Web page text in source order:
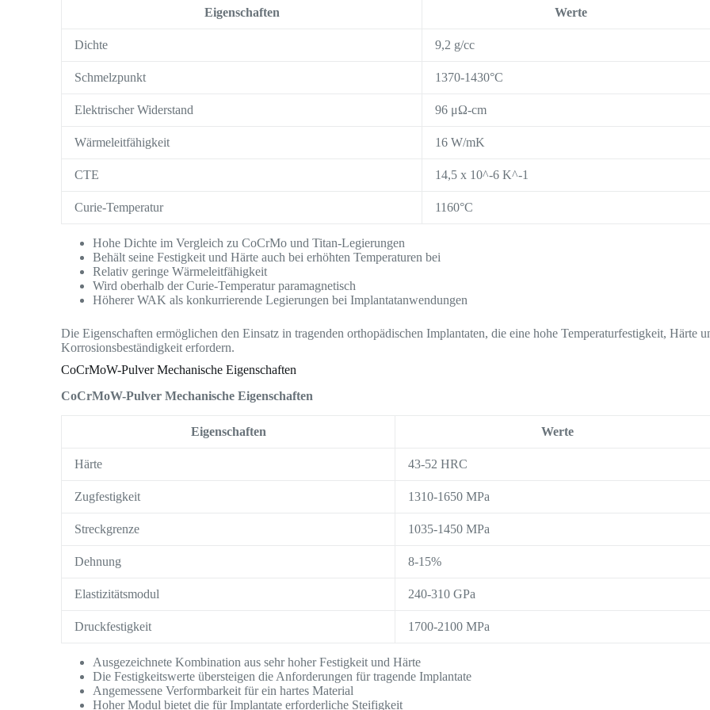
Eigenschaften Werte
Dichte 9,2 g/cc
Schmelzpunkt 1370-1430°C
Elektrischer Widerstand 96 μΩ-cm
Wärmeleitfähigkeit 16 W/mK
CTE 14,5 x 10^-6 K^-1
Curie-Temperatur 1160°C
Hohe Dichte im Vergleich zu CoCrMo und Titan-Legierungen
Behält seine Festigkeit und Härte auch bei erhöhten Temperaturen bei
Relativ geringe Wärmeleitfähigkeit
Wird oberhalb der Curie-Temperatur paramagnetisch
Höherer WAK als konkurrierende Legierungen bei Implantatanwendungen
Die Eigenschaften ermöglichen den Einsatz in tragenden orthopädischen Implantaten, die eine hohe Temperaturfestigkeit, Härte
Korrosionsbeständigkeit erfordern.
CoCrMoW-Pulver Mechanische Eigenschaften
CoCrMoW-Pulver Mechanische Eigenschaften
Eigenschaften Werte
Härte 43-52 HRC
Zugfestigkeit 1310-1650 MPa
Streckgrenze 1035-1450 MPa
Dehnung 8-15%
Elastizitätsmodul 240-310 GPa
Druckfestigkeit 1700-2100 MPa
Ausgezeichnete Kombination aus sehr hoher Festigkeit und Härte
Die Festigkeitswerte übersteigen die Anforderungen für tragende Implantate
Angemessene Verformbarkeit für ein hartes Material
Hoher Modul bietet die für Implantate erforderliche Steifigkeit